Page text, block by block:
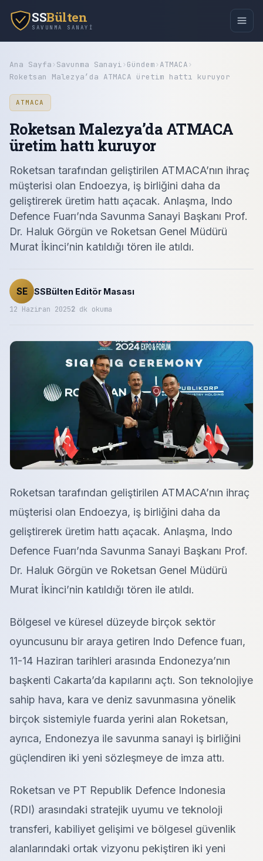
SSBülten
SAVUNMA SANAYI
Ana Sayfa› Savunma Sanayi› Gündem› ATMACA›
Roketsan Malezya’da ATMACA üretim hattı kuruyor
ATMACA
Roketsan Malezya’da ATMACA
üretim hattı kuruyor
Roketsan tarafından geliştirilen ATMACA’nın ihraç
müşterisi olan Endoezya, iş birliğini daha da
geliştirerek üretim hattı açacak. Anlaşma, Indo
Defence Fuarı’nda Savunma Sanayi Başkanı Prof.
Dr. Haluk Görgün ve Roketsan Genel Müdürü
Murat İkinci’nin katıldığı tören ile atıldı.
SE SSBülten Editör Masası
12 Haziran 20252 dk okuma
Roketsan tarafından geliştirilen ATMACA’nın ihraç
müşterisi olan Endoezya, iş birliğini daha da
geliştirerek üretim hattı açacak. Anlaşma, Indo
Defence Fuarı’nda Savunma Sanayi Başkanı Prof.
Dr. Haluk Görgün ve Roketsan Genel Müdürü
Murat İkinci’nin katıldığı tören ile atıldı.
Bölgesel ve küresel düzeyde birçok sektör
oyuncusunu bir araya getiren Indo Defence fuarı,
11-14 Haziran tarihleri arasında Endonezya’nın
başkenti Cakarta’da kapılarını açtı. Son teknolojiye
sahip hava, kara ve deniz savunmasına yönelik
birçok sistemiyle fuarda yerini alan Roketsan,
ayrıca, Endonezya ile savunma sanayi iş birliğini
güçlendiren iki yeni sözleşmeye de imza attı.
Roketsan ve PT Republik Defence Indonesia
(RDI) arasındaki stratejik uyumu ve teknoloji
transferi, kabiliyet gelişimi ve bölgesel güvenlik
alanlarındaki ortak vizyonu pekiştiren iki yeni